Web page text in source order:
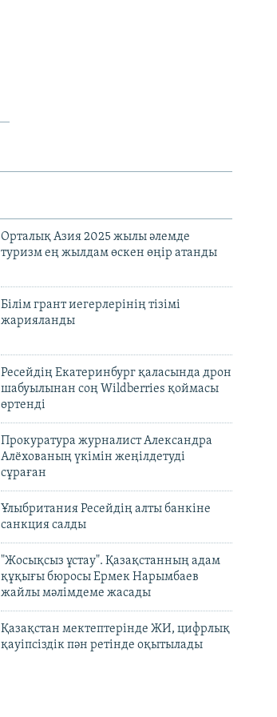
Орталық Азия 2025 жылы әлемде
туризм ең жылдам өскен өңір атанды
Білім грант иегерлерінің тізімі
жарияланды
Ресейдің Екатеринбург қаласында дрон
шабуылынан соң Wildberries қоймасы
өртенді
Прокуратура журналист Александра
Алёхованың үкімін жеңілдетуді
сұраған
Ұлыбритания Ресейдің алты банкіне
санкция салды
"Жосықсыз ұстау". Қазақстанның адам
құқығы бюросы Ермек Нарымбаев
жайлы мәлімдеме жасады
Қазақстан мектептерінде ЖИ, цифрлық
қауіпсіздік пән ретінде оқытылады